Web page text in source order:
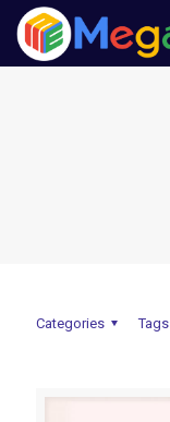
Categories Tags